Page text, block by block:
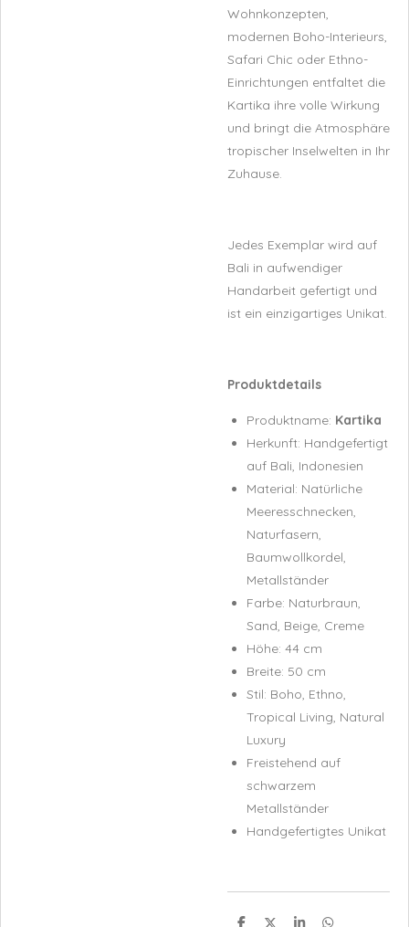
Wohnkonzepten,
modernen Boho-Interieurs,
Safari Chic oder Ethno-
Einrichtungen entfaltet die
Kartika ihre volle Wirkung
und bringt die Atmosphäre
tropischer Inselwelten in Ihr
Zuhause.
Jedes Exemplar wird auf
Bali in aufwendiger
Handarbeit gefertigt und
ist ein einzigartiges Unikat.
Produktdetails
Produktname: Kartika
Herkunft: Handgefertigt
auf Bali, Indonesien
Material: Natürliche
Meeresschnecken,
Naturfasern,
Baumwollkordel,
Metallständer
Farbe: Naturbraun,
Sand, Beige, Creme
Höhe: 44 cm
Breite: 50 cm
Stil: Boho, Ethno,
Tropical Living, Natural
Luxury
Freistehend auf
schwarzem
Metallständer
Handgefertigtes Unikat